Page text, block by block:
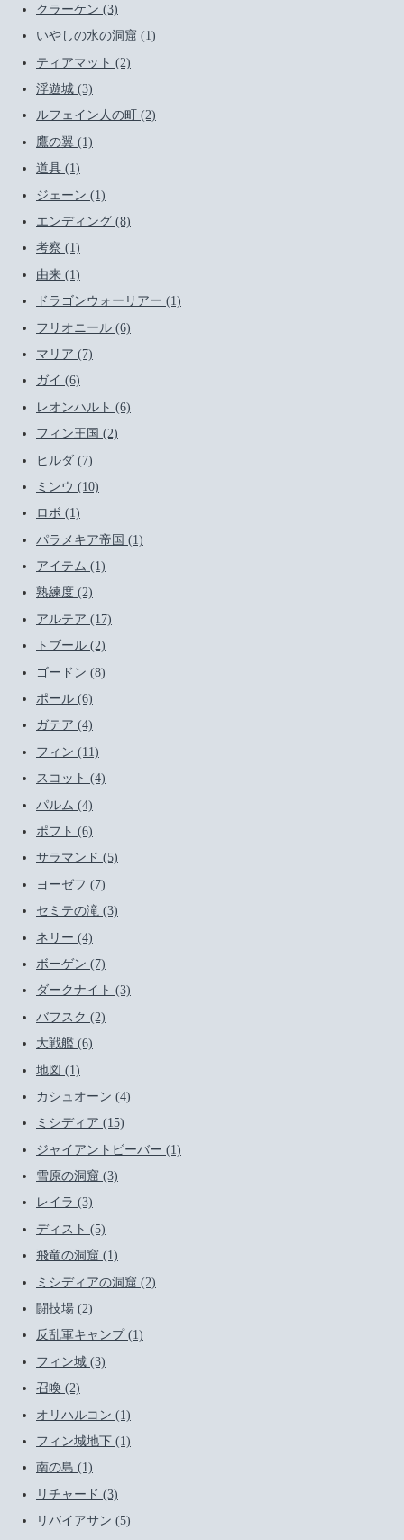
クラーケン (3)
いやしの水の洞窟 (1)
ティアマット (2)
浮遊城 (3)
ルフェイン人の町 (2)
鷹の翼 (1)
道具 (1)
ジェーン (1)
エンディング (8)
考察 (1)
由来 (1)
ドラゴンウォーリアー (1)
フリオニール (6)
マリア (7)
ガイ (6)
レオンハルト (6)
フィン王国 (2)
ヒルダ (7)
ミンウ (10)
ロボ (1)
パラメキア帝国 (1)
アイテム (1)
熟練度 (2)
アルテア (17)
トブール (2)
ゴードン (8)
ポール (6)
ガテア (4)
フィン (11)
スコット (4)
パルム (4)
ポフト (6)
サラマンド (5)
ヨーゼフ (7)
セミテの滝 (3)
ネリー (4)
ボーゲン (7)
ダークナイト (3)
バフスク (2)
大戦艦 (6)
地図 (1)
カシュオーン (4)
ミシディア (15)
ジャイアントビーバー (1)
雪原の洞窟 (3)
レイラ (3)
ディスト (5)
飛竜の洞窟 (1)
ミシディアの洞窟 (2)
闘技場 (2)
反乱軍キャンプ (1)
フィン城 (3)
召喚 (2)
オリハルコン (1)
フィン城地下 (1)
南の島 (1)
リチャード (3)
リバイアサン (5)